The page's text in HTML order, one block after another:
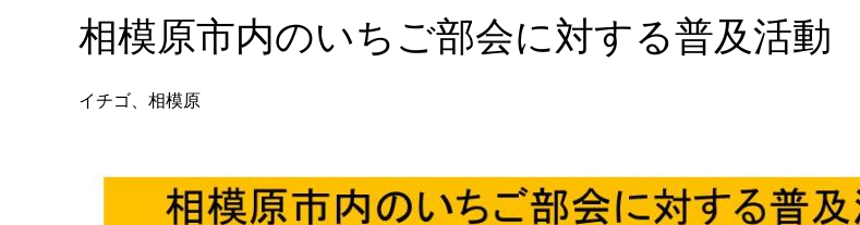
相模原市内のいちご部会に対する普及活動
イチゴ、相模原